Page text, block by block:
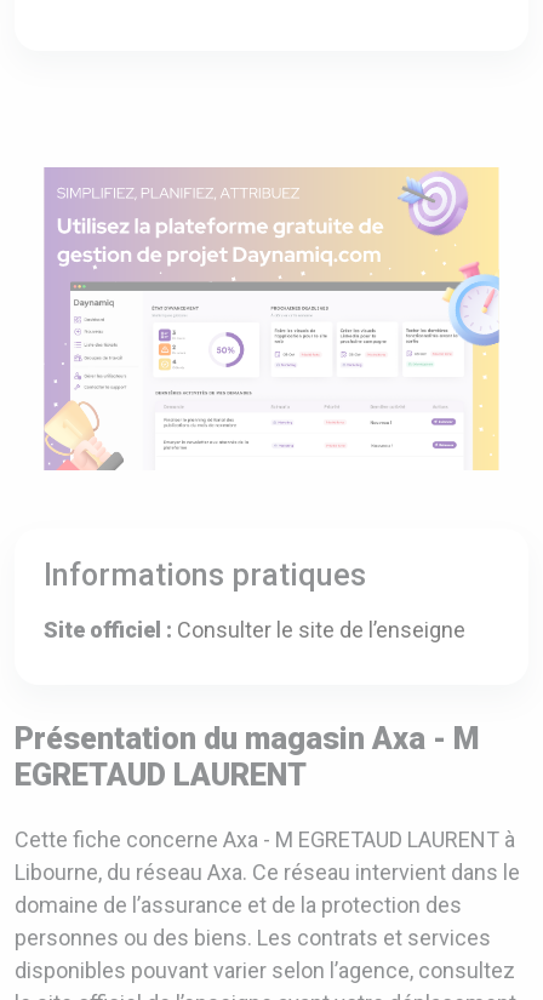
Informations pratiques
Site officiel : Consulter le site de l’enseigne
Présentation du magasin Axa - M
EGRETAUD LAURENT
Cette fiche concerne Axa - M EGRETAUD LAURENT à
Libourne, du réseau Axa. Ce réseau intervient dans le
domaine de l’assurance et de la protection des
personnes ou des biens. Les contrats et services
disponibles pouvant varier selon l’agence, consultez